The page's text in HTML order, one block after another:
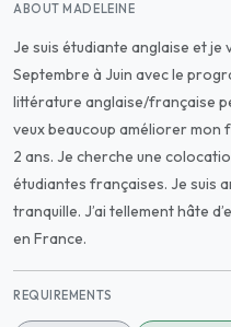
ABOUT MADELEINE
Je suis étudiante anglaise et je
Septembre à Juin avec le
littérature anglaise/française
veux beaucoup améliorer mon
2 ans. Je cherche une
étudiantes françaises. Je suis
tranquille. J’ai tellement hâte
en France.
REQUIREMENTS